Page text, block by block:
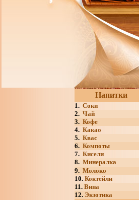
Напитки
1. Соки
2. Чай
3. Кофе
4. Какао
5. Квас
6. Компоты
7. Кисели
8. Минералка
9. Молоко
10. Коктейли
11. Вина
12. Экзотика